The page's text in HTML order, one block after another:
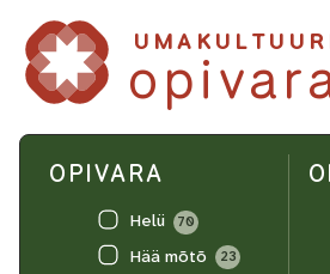
OPIVARA
Helü 70
Hää mõtõ 23